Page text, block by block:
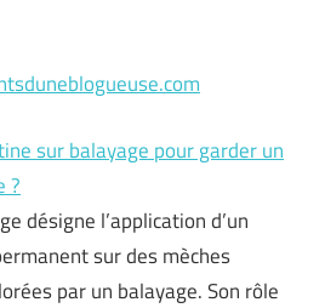
sur balayage pour garder un
?
désigne l’application d’un
sur des mèches
par un balayage. Son rôle